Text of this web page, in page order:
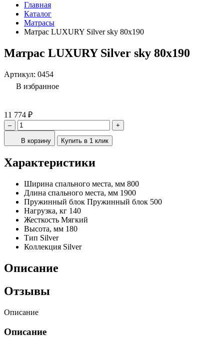
Главная
Каталог
Матрасы
Матрас LUXURY Silver sky 80x190
Матрас LUXURY Silver sky 80x190
Артикул: 0454
В избранное
11 774 ₽
– +
В корзину Купить в 1 клик
Характеристики
Ширина спального места, мм 800
Длина спального места, мм 1900
Пружинный блок Пружинный блок 500
Нагрузка, кг 140
Жесткость Мягкий
Высота, мм 180
Тип Silver
Коллекция Silver
Описание
Отзывы
Описание
Описание